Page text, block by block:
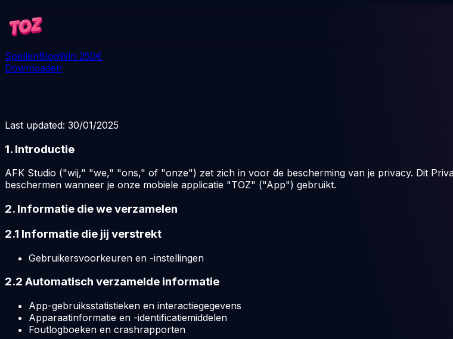
SpellenBlogWin 250€
Downloaden
Last updated: 30/01/2025
1. Introductie
AFK Studio ("wij," "we," "ons," of "onze") zet zich in voor de bescherming van je privacy. Dit
beschermen wanneer je onze mobiele applicatie "TOZ" ("App") gebruikt.
2. Informatie die we verzamelen
2.1 Informatie die jij verstrekt
Gebruikersvoorkeuren en -instellingen
2.2 Automatisch verzamelde informatie
App-gebruiksstatistieken en interactiegegevens
Apparaatinformatie en -identificatiemiddelen
Foutlogboeken en crashrapporten